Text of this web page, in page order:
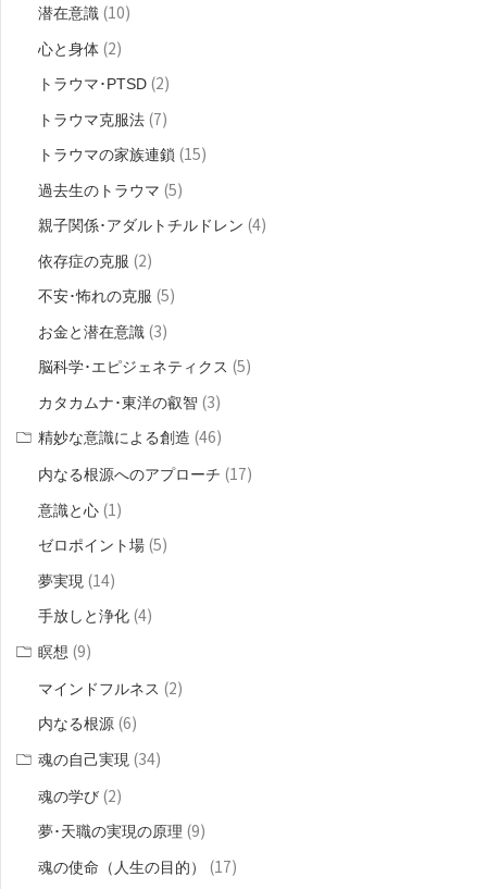
潜在意識 (10)
心と身体 (2)
トラウマ･PTSD (2)
トラウマ克服法 (7)
トラウマの家族連鎖 (15)
過去生のトラウマ (5)
親子関係･アダルトチルドレン (4)
依存症の克服 (2)
不安･怖れの克服 (5)
お金と潜在意識 (3)
脳科学･エピジェネティクス (5)
カタカムナ･東洋の叡智 (3)
精妙な意識による創造 (46)
内なる根源へのアプローチ (17)
意識と心 (1)
ゼロポイント場 (5)
夢実現 (14)
手放しと浄化 (4)
瞑想 (9)
マインドフルネス (2)
内なる根源 (6)
魂の自己実現 (34)
魂の学び (2)
夢･天職の実現の原理 (9)
魂の使命（人生の目的） (17)